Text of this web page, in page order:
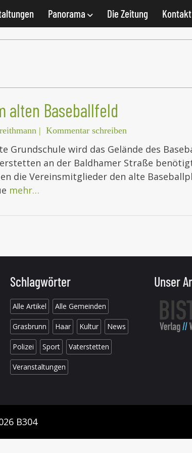
Panorama Die Zeitung Kontakt
alten Baseballfeld
| Kommentar schreiben
Grundschule wird das Gelände des
an der Baldhamer Straße
die Vereinsmitglieder den alte
mehr…
Schlagwörter
Alle Artikel Alle Gemeinden
Grasbrunn Haar Kultur News
Polizei Sport Vaterstetten
Veranstaltungen
Unser
B304